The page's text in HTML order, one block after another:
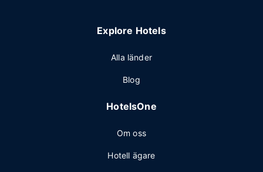
Explore Hotels
Alla länder
Blog
HotelsOne
Om oss
Hotell ägare